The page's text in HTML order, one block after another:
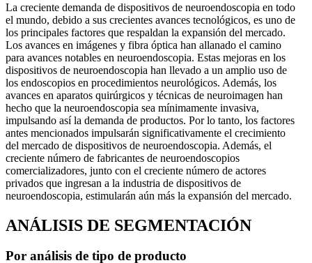
La creciente demanda de dispositivos de neuroendoscopia en todo
el mundo, debido a sus crecientes avances tecnológicos, es uno de
los principales factores que respaldan la expansión del mercado.
Los avances en imágenes y fibra óptica han allanado el camino
para avances notables en neuroendoscopia. Estas mejoras en los
dispositivos de neuroendoscopia han llevado a un amplio uso de
los endoscopios en procedimientos neurológicos. Además, los
avances en aparatos quirúrgicos y técnicas de neuroimagen han
hecho que la neuroendoscopia sea mínimamente invasiva,
impulsando así la demanda de productos. Por lo tanto, los factores
antes mencionados impulsarán significativamente el crecimiento
del mercado de dispositivos de neuroendoscopia. Además, el
creciente número de fabricantes de neuroendoscopios
comercializadores, junto con el creciente número de actores
privados que ingresan a la industria de dispositivos de
neuroendoscopia, estimularán aún más la expansión del mercado.
ANÁLISIS DE SEGMENTACIÓN
Por análisis de tipo de producto